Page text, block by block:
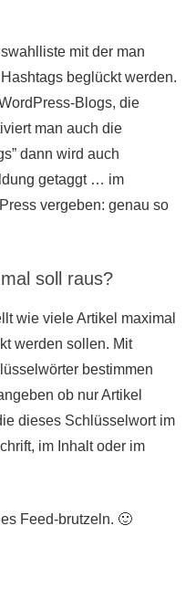
mit der man
beglückt werden.
Blogs, die
man auch die
dann wird auch
getaggt … im
vergeben: genau so
soll raus?
wie viele Artikel maximal
werden sollen. Mit
bestimmen
ob nur Artikel
dieses Schlüsselwort im
im Inhalt oder im
Feed-brutzeln. 🙂